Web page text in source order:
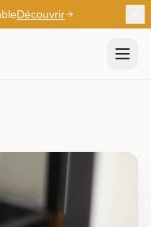
Découvrir